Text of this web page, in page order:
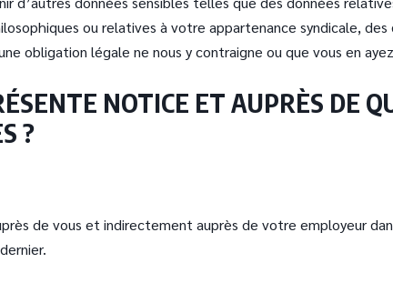
ou relatives à votre appartenance syndicale,
obligation légale ne nous y contraigne ou que vous en
NOTICE ET AUPRÈS DE
?
de vous et indirectement auprès de votre employeur